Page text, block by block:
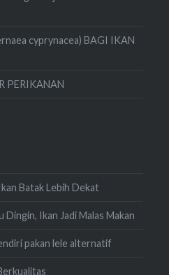
cyprynacea) BAGI IKAN
PERIKANAN
Batak Lebih Dekat
Dingin, Ikan Jadi Malas Makan
pakan lele alternatif